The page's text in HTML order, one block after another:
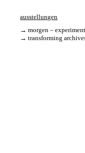
ausstellungen
→morgen –
→transforming